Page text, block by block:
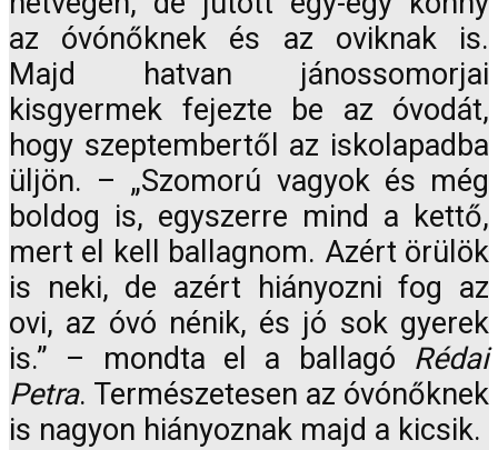
az óvónőknek és az oviknak is.
Majd hatvan jánossomorjai
kisgyermek fejezte be az óvodát,
hogy szeptembertől az iskolapadba
üljön. – „Szomorú vagyok és még
boldog is, egyszerre mind a kettő,
mert el kell ballagnom. Azért örülök
is neki, de azért hiányozni fog az
ovi, az óvó nénik, és jó sok gyerek
is.” – mondta el a ballagó Rédai
Petra. Természetesen az óvónőknek
is nagyon hiányoznak majd a kicsik.